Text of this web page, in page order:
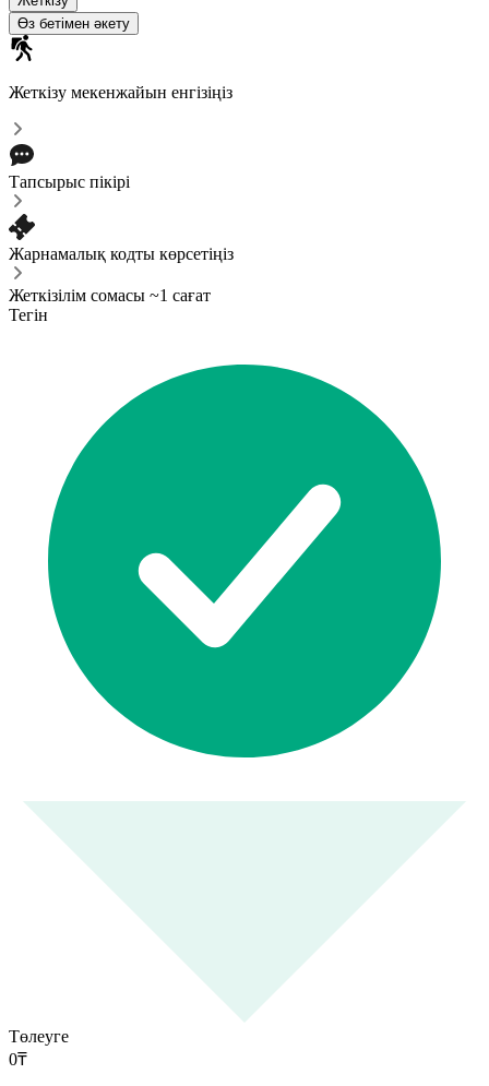
Өз бетімен әкету
Жеткізу мекенжайын енгізіңіз
Тапсырыс пікірі
Жарнамалық кодты көрсетіңіз
Жеткізілім сомасы ~1 сағат
Тегін
Төлеуге
0₸